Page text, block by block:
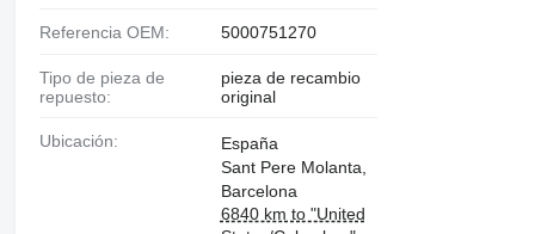
Referencia OEM: 5000751270
Tipo de pieza de
repuesto:
pieza de recambio
original
Ubicación:
España
Sant Pere Molanta,
Barcelona
6840 km to "United